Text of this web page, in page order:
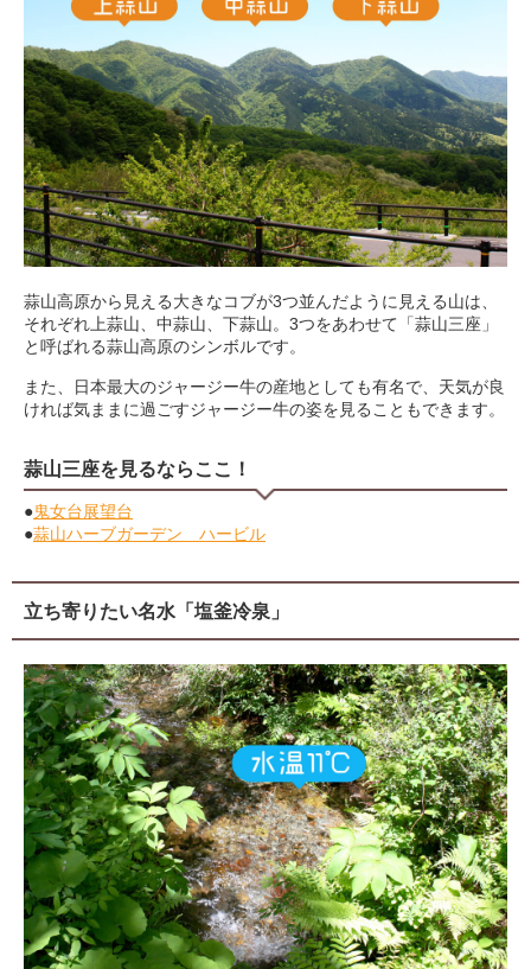
蒜山高原から見える大きなコブが3つ並んだように見える山は、
それぞれ上蒜山、中蒜山、下蒜山。3つをあわせて「蒜山三座」
と呼ばれる蒜山高原のシンボルです。
また、日本最大のジャージー牛の産地としても有名で、天気が良
ければ気ままに過ごすジャージー牛の姿を見ることもできます。
蒜山三座を見るならここ！
●鬼女台展望台
●蒜山ハーブガーデン ハービル
立ち寄りたい名水「塩釜冷泉」